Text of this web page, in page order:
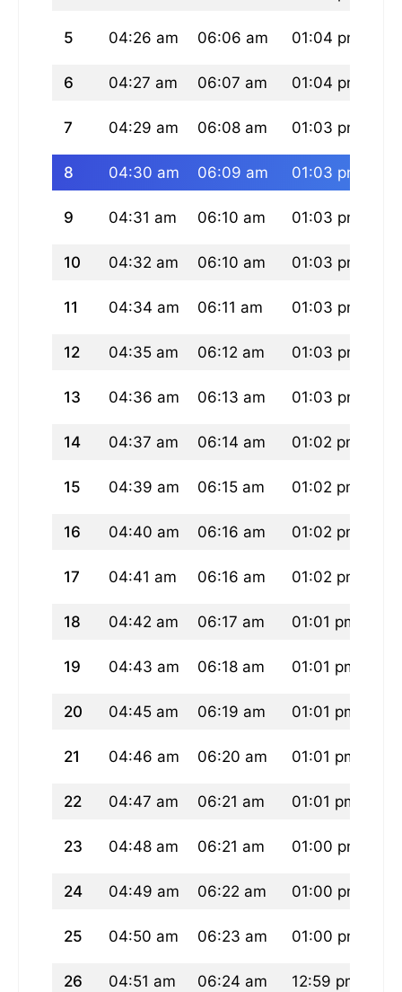
5 04:26 am 06:06 am 01:04 pm
6 04:27 am 06:07 am 01:04 pm
7 04:29 am 06:08 am 01:03 pm
8 04:30 am 06:09 am 01:03 pm
9 04:31 am 06:10 am 01:03 pm
10 04:32 am 06:10 am 01:03 pm
11 04:34 am 06:11 am 01:03 pm
12 04:35 am 06:12 am 01:03 pm
13 04:36 am 06:13 am 01:03 pm
14 04:37 am 06:14 am 01:02 pm
15 04:39 am 06:15 am 01:02 pm
16 04:40 am 06:16 am 01:02 pm
17 04:41 am 06:16 am 01:02 pm
18 04:42 am 06:17 am 01:01 pm
19 04:43 am 06:18 am 01:01 pm
20 04:45 am 06:19 am 01:01 pm
21 04:46 am 06:20 am 01:01 pm
22 04:47 am 06:21 am 01:01 pm
23 04:48 am 06:21 am 01:00 pm
24 04:49 am 06:22 am 01:00 pm
25 04:50 am 06:23 am 01:00 pm
26 04:51 am 06:24 am 12:59 pm